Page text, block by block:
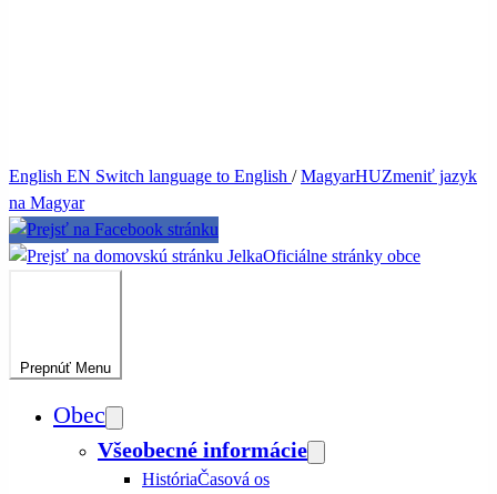
English EN Switch language to English /MagyarHUZmeniť jazyk
na Magyar
JelkaOficiálne stránky obce
Prepnúť Menu
Obec
Všeobecné informácie
HistóriaČasová os